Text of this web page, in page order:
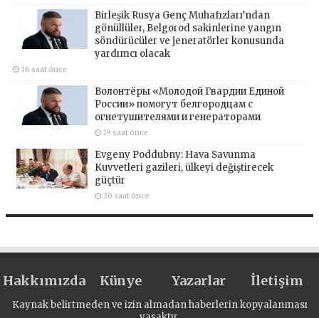
Birleşik Rusya Genç Muhafızları’ndan
gönüllüler, Belgorod sakinlerine yangın
söndürücüler ve jeneratörler konusunda
yardımcı olacak
16 saat önce
Волонтёры «Молодой Гвардии Единой
России» помогут белгородцам с
огнетушителями и генераторами
19 saat önce
Evgeny Poddubny: Hava Savunma
Kuvvetleri gazileri, ülkeyi değiştirecek
güçtür
20 saat önce
Hakkımızda Künye Yazarlar İletişim
Kaynak belirtmeden ve izin almadan haberlerin kopyalanması